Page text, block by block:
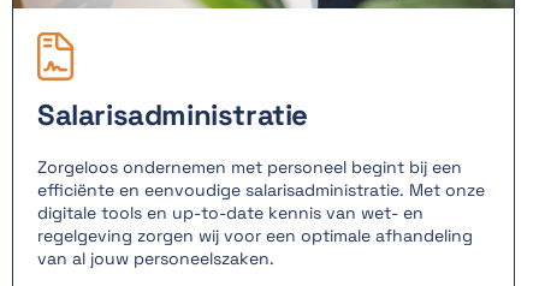

Salarisadministratie
Zorgeloos ondernemen met personeel begint bij een
efficiënte en eenvoudige salarisadministratie. Met onze
digitale tools en up-to-date kennis van wet- en
regelgeving zorgen wij voor een optimale afhandeling
van al jouw personeelszaken.